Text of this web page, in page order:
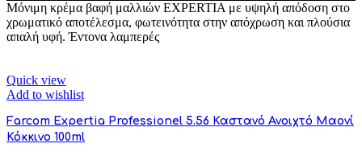
Μόνιμη κρέμα βαφή μαλλιών EXPERTIA με υψηλή απόδοση στο
χρωματικό αποτέλεσμα, φωτεινότητα στην απόχρωση και πλούσια
απαλή υφή. Έντονα λαμπερές
Quick view
Add to wishlist
Farcom Expertia Professionel 5.56 Καστανό Ανοιχτό Μαονί
Κόκκινο 100ml